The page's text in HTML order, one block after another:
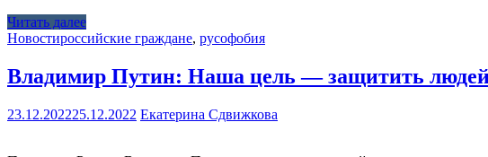
Читать далее
Новостироссийские граждане, русофобия
Владимир Путин: Наша цель — защитить
23.12.202225.12.2022 Екатерина Сдвижкова